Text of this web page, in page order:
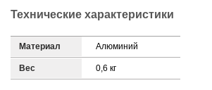
Технические характеристики
Материал Алюминий
Вес 0,6 кг